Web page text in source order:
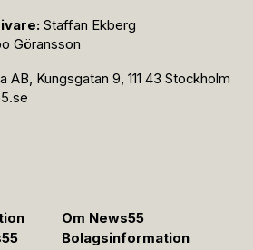
Staffan Ekberg
Göransson
AB, Kungsgatan 9, 111 43 Stockholm
Om News55
Bolagsinformation